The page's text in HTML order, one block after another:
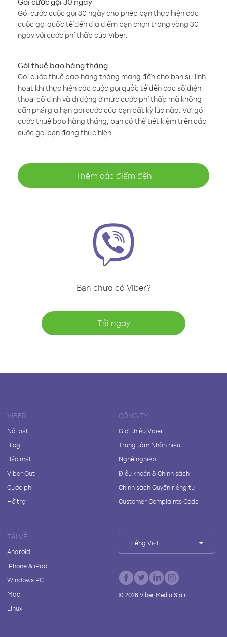
Gói cước cuộc gọi 30 ngày cho phép bạn thực hiện các
cuộc gọi quốc tế đến địa điểm bạn chọn trong vòng 30
ngày với cước phí thấp của Viber.
Gói thuê bao hàng tháng
Gói cước thuê bao hàng tháng mang đến cho bạn sự linh
hoạt khi thực hiện các cuộc gọi quốc tế đến các số điện
thoại cố định và di động ở mức cước phí thấp mà không
cần phải gia hạn gói cước của bạn bất kỳ lúc nào. Với gói
cước thuê bao hàng tháng, bạn có thể tiết kiệm trên các
cuộc gọi bạn đang thực hiện
Thêm các điểm đến
Bạn chưa có Viber?
Tải ngay
VIBER
Nổi bật
Blog
Bảo mật
Viber Out
Cước phí
Hỗ trợ
CÔNG TY
Giới thiệu Viber
Trung tâm Nhãn hiệu
Nghề nghiệp
Điều khoản & Chính sách
Chính sách Quyền riêng tư
Customer Complaints Code
TẢI VỀ
Android
iPhone & iPad
Windows PC
Mac
Linux
Tiếng Việt
© 2026Viber Media S.à r.l.